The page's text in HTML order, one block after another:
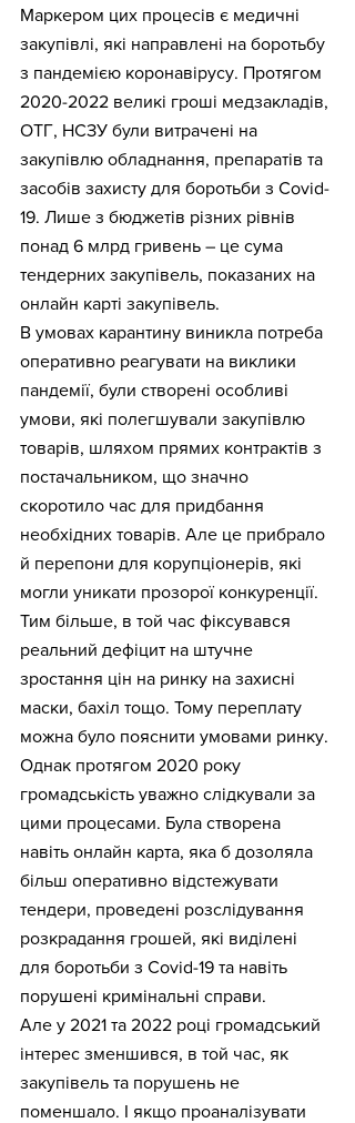
Маркером цих процесів є медичні
закупівлі, які направлені на боротьбу
з пандемією коронавірусу. Протягом
2020-2022 великі гроші медзакладів,
ОТГ, НСЗУ були витрачені на
закупівлю обладнання, препаратів та
засобів захисту для боротьби з Сovid-
19. Лише з бюджетів різних рівнів
понад 6 млрд гривень – це сума
тендерних закупівель, показаних на
онлайн карті закупівель.
В умовах карантину виникла потреба
оперативно реагувати на виклики
пандемії, були створені особливі
умови, які полегшували закупівлю
товарів, шляхом прямих контрактів з
постачальником, що значно
скоротило час для придбання
необхідних товарів. Але це прибрало
й перепони для корупціонерів, які
могли уникати прозорої конкуренції.
Тим більше, в той час фіксувався
реальний дефіцит на штучне
зростання цін на ринку на захисні
маски, бахіл тощо. Тому переплату
можна було пояснити умовами ринку.
Однак протягом 2020 року
громадськість уважно слідкували за
цими процесами. Була створена
навіть онлайн карта, яка б дозоляла
більш оперативно відстежувати
тендери, проведені розслідування
розкрадання грошей, які виділені
для боротьби з Сovid-19 та навіть
порушені кримінальні справи.
Але у 2021 та 2022 році громадський
інтерес зменшився, в той час, як
закупівель та порушень не
поменшало. І якщо проаналізувати